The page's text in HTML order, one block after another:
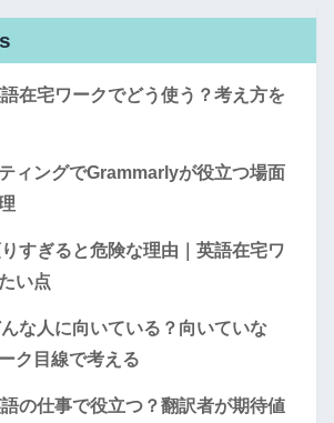
在宅ワークでどう使う？考え方を
ィングでGrammarlyが役立つ場面
すぎると危険な理由｜英語在宅ワ
い点
な人に向いている？向いていな
ク目線で考える
の仕事で役立つ？翻訳者が期待値